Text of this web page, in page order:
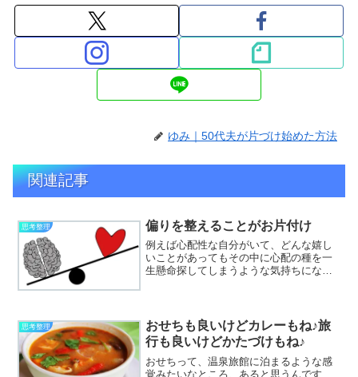
ゆみ｜50代夫が片づけ始めた方法
関連記事
思考整理 偏りを整えることがお片付け
例えば心配性な自分がいて、どんな嬉し
いことがあってもその中に心配の種を一
生懸命探してしまうような気持ちになっ
きもせず大丈夫大丈夫と楽...
思考整理
おせちも良いけどカレーもね♪旅
行も良いけどかたづけもね♪
おせちって、温泉旅館に泊まるような感
覚みたいなところ、あると思うんです